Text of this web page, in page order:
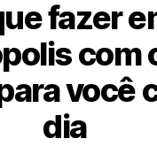
fazer
com
você
dia
P